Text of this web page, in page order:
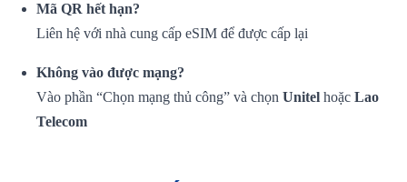
Mã QR hết hạn?
Liên hệ với nhà cung cấp eSIM để được cấp lại
Không vào được mạng?
Vào phần “Chọn mạng thủ công” và chọn Unitel hoặc Lao
Telecom